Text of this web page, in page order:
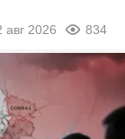
авг 2026 834